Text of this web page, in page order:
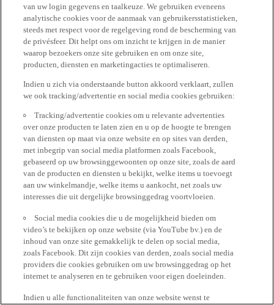
van uw login gegevens en taalkeuze. We gebruiken eveneens
analytische cookies voor de aanmaak van gebruikersstatistieken,
steeds met respect voor de regelgeving rond de bescherming van
de privésfeer. Dit helpt ons om inzicht te krijgen in de manier
waarop bezoekers onze site gebruiken en om onze site,
producten, diensten en marketingacties te optimaliseren.
Indien u zich via onderstaande button akkoord verklaart, zullen
we ook tracking/advertentie en social media cookies gebruiken:
Tracking/advertentie cookies om u relevante advertenties
over onze producten te laten zien en u op de hoogte te brengen
van diensten op maat via onze website en op sites van derden,
met inbegrip van social media platformen zoals Facebook,
gebaseerd op uw browsinggewoonten op onze site, zoals de aard
van de producten en diensten u bekijkt, welke items u toevoegt
aan uw winkelmandje, welke items u aankocht, net zoals uw
interesses die uit dergelijke browsinggedrag voortvloeien.
Social media cookies die u de mogelijkheid bieden om
video’s te bekijken op onze website (via YouTube bv.) en de
inhoud van onze site gemakkelijk te delen op social media,
zoals Facebook. Dit zijn cookies van derden, zoals social media
providers die cookies gebruiken om uw browsinggedrag op het
internet te analyseren en te gebruiken voor eigen doeleinden.
Indien u alle functionaliteiten van onze website wenst te